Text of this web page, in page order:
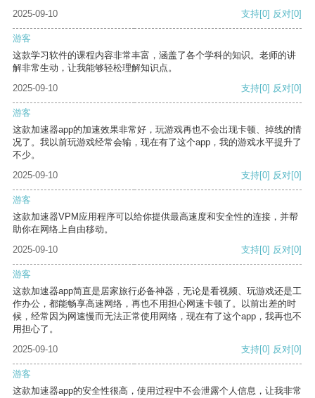
2025-09-10
支持[0] 反对[0]
游客
这款学习软件的课程内容非常丰富，涵盖了各个学科的知识。老师的讲
解非常生动，让我能够轻松理解知识点。
2025-09-10
支持[0] 反对[0]
游客
这款加速器app的加速效果非常好，玩游戏再也不会出现卡顿、掉线的情
况了。我以前玩游戏经常会输，现在有了这个app，我的游戏水平提升了
不少。
2025-09-10
支持[0] 反对[0]
游客
这款加速器VPM应用程序可以给你提供最高速度和安全性的连接，并帮
助你在网络上自由移动。
2025-09-10
支持[0] 反对[0]
游客
这款加速器app简直是居家旅行必备神器，无论是看视频、玩游戏还是工
作办公，都能畅享高速网络，再也不用担心网速卡顿了。以前出差的时
候，经常因为网速慢而无法正常使用网络，现在有了这个app，我再也不
用担心了。
2025-09-10
支持[0] 反对[0]
游客
这款加速器app的安全性很高，使用过程中不会泄露个人信息，让我非常